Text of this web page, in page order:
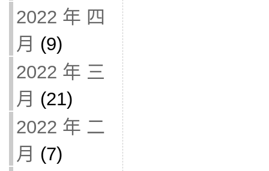
2022 年 四
月 (9)
2022 年 三
月 (21)
2022 年 二
月 (7)